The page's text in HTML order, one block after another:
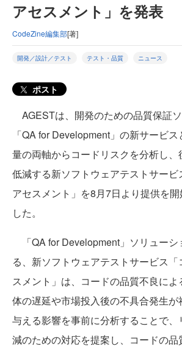
アセスメント」を発表
CodeZine編集部[著]
開発／設計／テスト テスト・品質 ニュース
ポスト
AGESTは、開発のための品質保証
「QA for Development」の新サービ
量の両軸からコードリスクを分析し
低減する新ソフトウェアテストサービ
アセスメント」を8月7日より提供を
した。
「QA for Development」ソリューシ
る、新ソフトウェアテストサービス
スメント」は、コードの品質不良に
体の遅延や市場投入後の不具合発生
与える影響を事前に分析することで
減のための対応を提案し、コードの